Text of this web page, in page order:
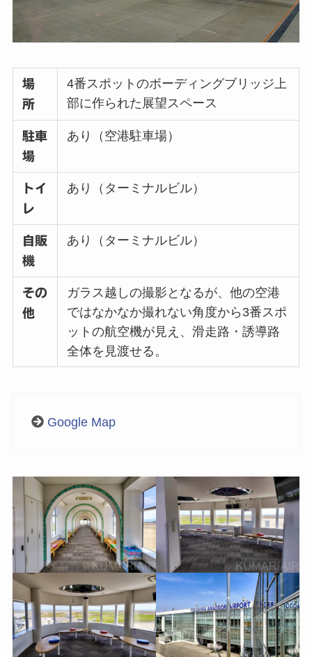
場
所
4番スポットのボーディングブリッジ上
部に作られた展望スペース
駐車
場
あり（空港駐車場）
トイ
レ
あり（ターミナルビル）
自販
機
あり（ターミナルビル）
その
他
ガラス越しの撮影となるが、他の空港
ではなかなか撮れない角度から3番スポ
ットの航空機が見え、滑走路・誘導路
全体を見渡せる。
Google Map